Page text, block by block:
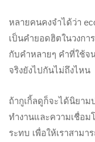
หลายคนคงจำได้ว่า
เป็นคำยอดฮิตในวงกา
กับคำหลายๆ คำที่ใช้จ
จริงยังไปกันไม่ถึงไหน
ถ้ากูเกิ้ลดูก็จะได้นิยา
ทำงานและความเชื่อม
ระทบ เพื่อให้เราสาม